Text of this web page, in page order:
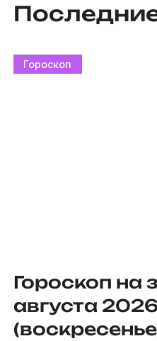
Гороскоп
Гороскоп на
августа 2026